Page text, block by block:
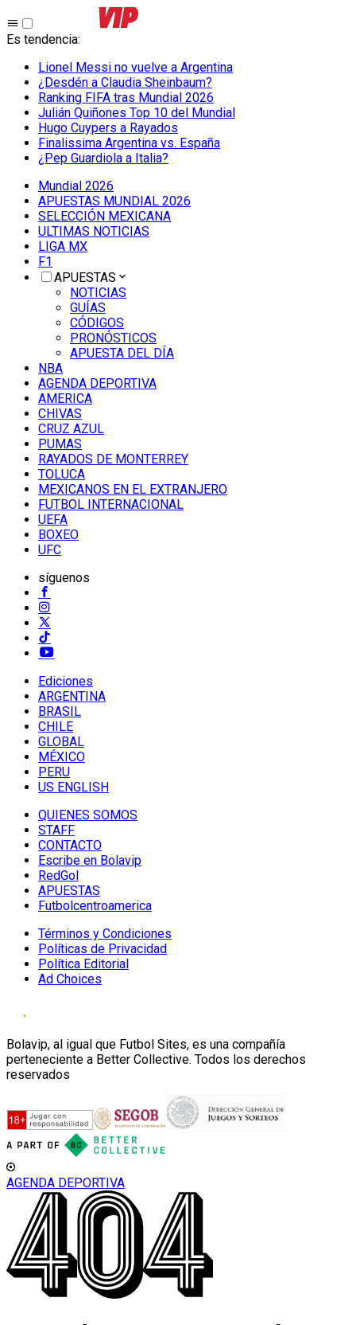
Es tendencia:
Lionel Messi no vuelve a Argentina
¿Desdén a Claudia Sheinbaum?
Ranking FIFA tras Mundial 2026
Julián Quiñones Top 10 del Mundial
Hugo Cuypers a Rayados
Finalissima Argentina vs. España
¿Pep Guardiola a Italia?
Mundial 2026
APUESTAS MUNDIAL 2026
SELECCIÓN MEXICANA
ULTIMAS NOTICIAS
LIGA MX
F1
APUESTAS
NOTICIAS
GUÍAS
CÓDIGOS
PRONÓSTICOS
APUESTA DEL DÍA
NBA
AGENDA DEPORTIVA
AMERICA
CHIVAS
CRUZ AZUL
PUMAS
RAYADOS DE MONTERREY
TOLUCA
MEXICANOS EN EL EXTRANJERO
FUTBOL INTERNACIONAL
UEFA
BOXEO
UFC
síguenos
Ediciones
ARGENTINA
BRASIL
CHILE
GLOBAL
MÉXICO
PERU
US ENGLISH
QUIENES SOMOS
STAFF
CONTACTO
Escribe en Bolavip
RedGol
APUESTAS
Futbolcentroamerica
Términos y Condiciones
Políticas de Privacidad
Política Editorial
Ad Choices
Bolavip, al igual que Futbol Sites, es una compañía
perteneciente a Better Collective. Todos los derechos
reservados
AGENDA DEPORTIVA